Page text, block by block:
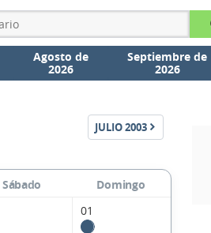
Agosto de
2026
Septiembre de
2026
JULIO2003
Sábado
Domingo
01